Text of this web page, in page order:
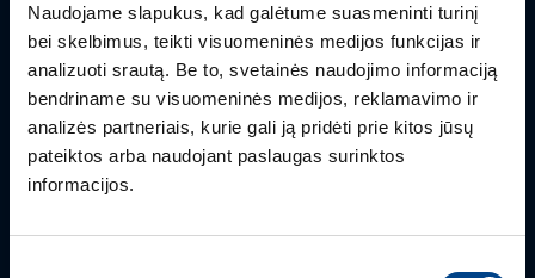
Naudojame slapukus, kad galėtume suasmeninti turinį
bei skelbimus, teikti visuomeninės medijos funkcijas ir
analizuoti srautą. Be to, svetainės naudojimo informaciją
bendriname su visuomeninės medijos, reklamavimo ir
analizės partneriais, kurie gali ją pridėti prie kitos jūsų
pateiktos arba naudojant paslaugas surinktos
informacijos.